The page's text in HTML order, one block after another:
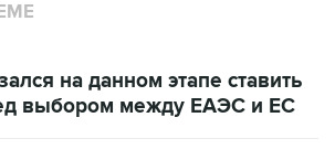
на данном этапе ставить
выбором между ЕАЭС и ЕС